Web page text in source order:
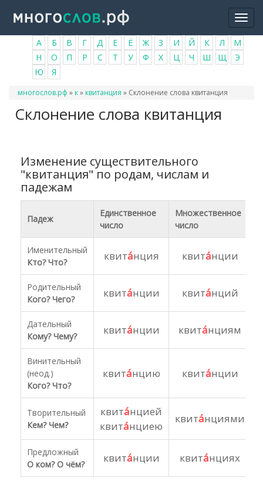
основному
содержанию
А Б В Г Д Е Ё Ж З И Й К Л
М
Н
О П Р С Т У Ф Х Ц Ч Ш Щ
Э
Ю
Я
Вы
многослов.рф » к» квитанция » Склонение слова квитанция
Склонение слова квитанция
Изменение существительного
"квитанция" по родам, числам и
падежам
Падеж
Единственное
число
Множественное
число
Именительный
Кто? Что?
квита́нция квита́нции
Родительный
Кого? Чего?
квита́нции квита́нций
Дательный
Кому? Чему?
квита́нции квита́нциям
Винительный
(неод.)
Кого?Что?
квита́нцию квита́нции
Творительный
Кем? Чем?
квита́нцией
квита́нциею
квита́нциями
Предложный
О ком? О чём?
квита́нции квита́нциях